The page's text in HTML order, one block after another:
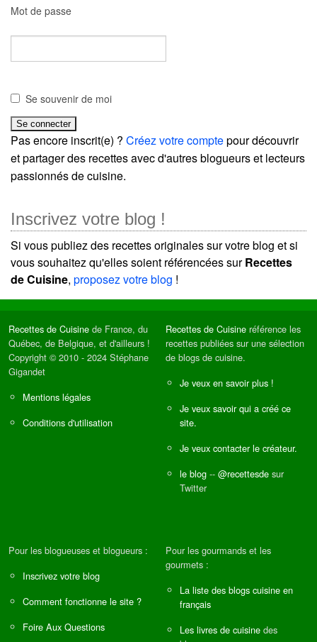
Mot de passe
Se souvenir de moi
Pas encore inscrit(e) ? Créez votre comptepour découvrir
et partager des recettes avec d'autres blogueurs et lecteurs
passionnés de cuisine.
Inscrivez votre blog !
Si vous publiez des recettes originales sur votre blog et si
vous souhaitez qu'elles soient référencées surRecettes
de Cuisine, proposez votre blog !
Recettes de Cuisine de France, du
Québec, de Belgique, et d'ailleurs !
Copyright © 2010 - 2024 Stéphane
Gigandet
Mentions légales
Conditions d'utilisation
Recettes de Cuisine référence les
recettes publiées sur une sélection
de blogs de cuisine.
Je veux en savoir plus !
Je veux savoir qui a créé ce
site.
Je veux contacter le créateur.
le blog -- @recettesde sur
Twitter
Pour les blogueuses et blogueurs :
Inscrivez votre blog
Comment fonctionne le site ?
Foire Aux Questions
Pour les gourmands et les
gourmets :
La liste des blogs cuisine en
français
Les livres de cuisine des